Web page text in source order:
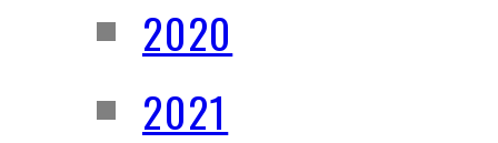
2020
2021